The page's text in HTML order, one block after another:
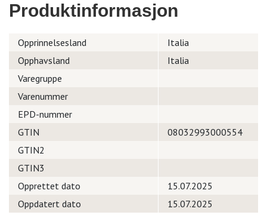
Produktinformasjon
Opprinnelsesland
Italia
Opphavsland
Italia
Varegruppe
Varenummer
EPD-nummer
GTIN
08032993000554
GTIN2
GTIN3
Opprettet dato
15.07.2025
Oppdatert dato
15.07.2025